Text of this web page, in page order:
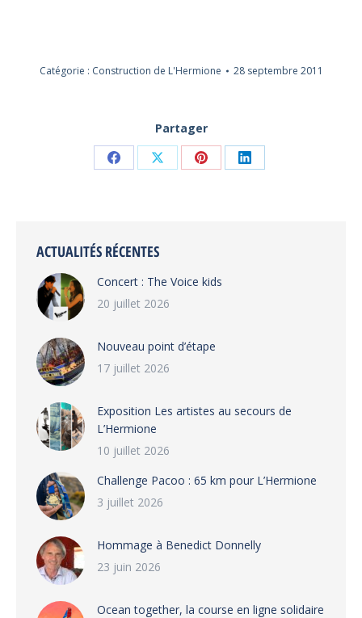
Catégorie : Construction de L'Hermione 28 septembre 2011
Partager
PartagerPartagerPartagerPartager
ACTUALITÉS RÉCENTES
Concert : The Voice kids
20 juillet 2026
Nouveau point d’étape
17 juillet 2026
Exposition Les artistes au secours de
L’Hermione
10 juillet 2026
Challenge Pacoo : 65 km pour L’Hermione
3 juillet 2026
Hommage à Benedict Donnelly
23 juin 2026
Ocean together, la course en ligne solidaire